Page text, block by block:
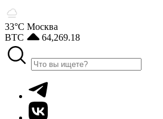
33°С Москва
BTC
64,269.18